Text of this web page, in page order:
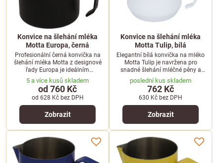
Konvice na šlehání mléka
Motta Europa, černá
Profesionální černá konvička na
šlehání mléka Motta z designové
řady Europa je ideálním
pomocníkem pro přípravu
dokonalé mléčné pěny a latte art.
5 a více kusů skladem
od 760 Kč
od 628 Kč bez DPH
Zobrazit
Konvice na šlehání mléka
Motta Tulip, bílá
Elegantní bílá konvička na mléko
Motta Tulip je navržena pro
snadné šlehání mléčné pěny a
precizní latte art v kavárnách i
domácnostech.
poslední kus skladem
762 Kč
630 Kč bez DPH
Zobrazit